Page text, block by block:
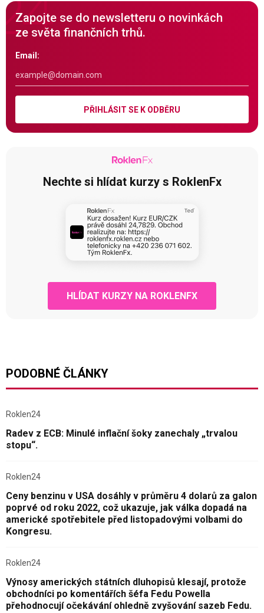
Zapojte se do newsletteru o novinkách
ze světa finančních trhů.
Email:
PŘIHLÁSIT SE K ODBĚRU
Nechte si hlídat kurzy s RoklenFx
HLÍDAT KURZY NA ROKLENFX
PODOBNÉ ČLÁNKY
Roklen24
Radev z ECB: Minulé inflační šoky zanechaly „trvalou
stopu“.
Roklen24
Ceny benzinu v USA dosáhly v průměru 4 dolarů za galon
poprvé od roku 2022, což ukazuje, jak válka dopadá na
americké spotřebitele před listopadovými volbami do
Kongresu.
Roklen24
Výnosy amerických státních dluhopisů klesají, protože
obchodníci po komentářích šéfa Fedu Powella
přehodnocují očekávání ohledně zvyšování sazeb Fedu.